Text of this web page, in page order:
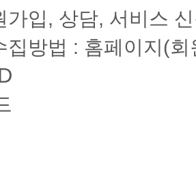
, 전부 잘 맞춰서 제작해주셨습니다. …
인 및 개발
표님이 직접 계약과 조율을 해서 좋았…
10.00
앱 서비스…
잘 만들어 주었습니다. 만들다보니 …
핑몰 구축
드로이드, 애플 애플리케이션까지 …
가입, 상담, 서비스
집방법 : 홈페이지(